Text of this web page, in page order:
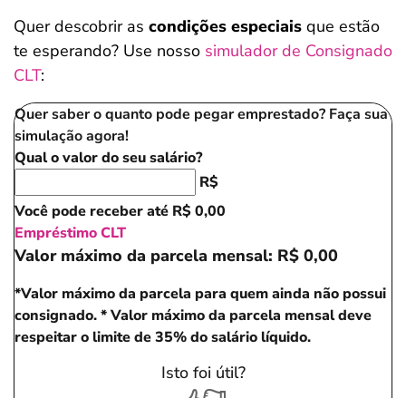
Quer descobrir as condições especiais que estão
te esperando? Use nosso simulador de Consignado
CLT:
Quer saber o quanto pode pegar emprestado? Faça sua
simulação agora!
Qual o valor do seu salário?
R$
Você pode receber até R$ 0,00
Empréstimo CLT
Valor máximo da parcela mensal: R$ 0,00
*Valor máximo da parcela para quem ainda não possui
consignado.* Valor máximo da parcela mensal deve
respeitar o limite de 35% do salário líquido.
Isto foi útil?